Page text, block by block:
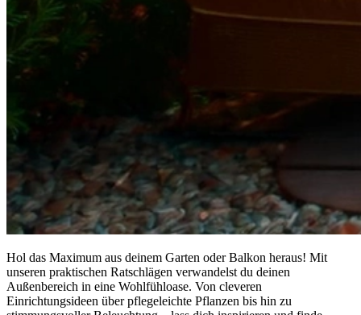
Hol das Maximum aus deinem Garten oder Balkon heraus! Mit
unseren praktischen Ratschlägen verwandelst du deinen
Außenbereich in eine Wohlfühloase. Von cleveren
Einrichtungsideen über pflegeleichte Pflanzen bis hin zu